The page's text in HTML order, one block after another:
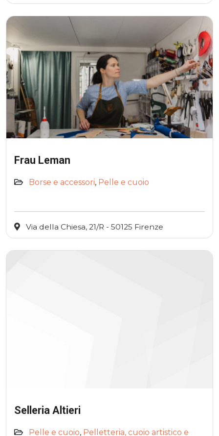
Frau Leman
Borse e accessori, Pelle e cuoio
Via della Chiesa, 21/R - 50125 Firenze
Selleria Altieri
Pelle e cuoio, Pelletteria, cuoio artistico e